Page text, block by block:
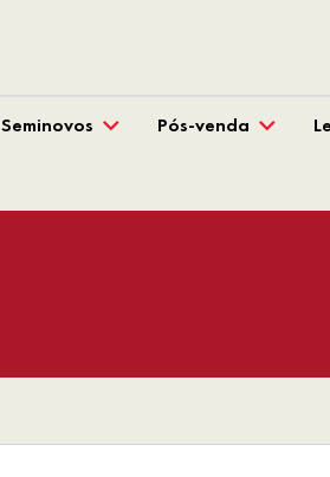
Seminovos Pós-venda